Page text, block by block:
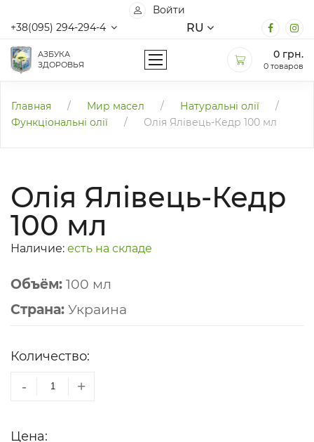
Войти
+38(095) 294-294-4
RU
АЗБУКА
ЗДОРОВЬЯ
0 грн.
0 товаров
Главная / Мир масел / Натуральні олії
/
Функціональні олії
/ Олія Ялівець-Кедр 100 мл
Олія Ялівець-Кедр
100 мл
Наличие: есть на складе
Объём: 100 мл
Страна: Украина
Количество:
- +
Цена: